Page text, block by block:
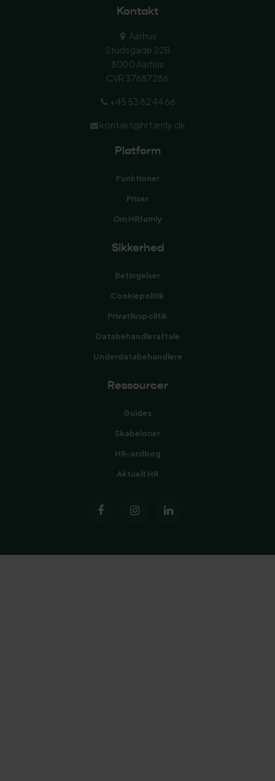
Kontakt
Aarhus
Studsgade 22B
8000 Aarhus
CVR 37687286
+45 53 82 44 66
kontakt@hrfamly.dk
Platform
Funktioner
Priser
Om HRfamly
Sikkerhed
Betingelser
Cookiepolitik
Privatlivspolitik
Databehandleraftale
Underdatabehandlere
Ressourcer
Guides
Skabeloner
HR-ordbog
Aktuelt HR